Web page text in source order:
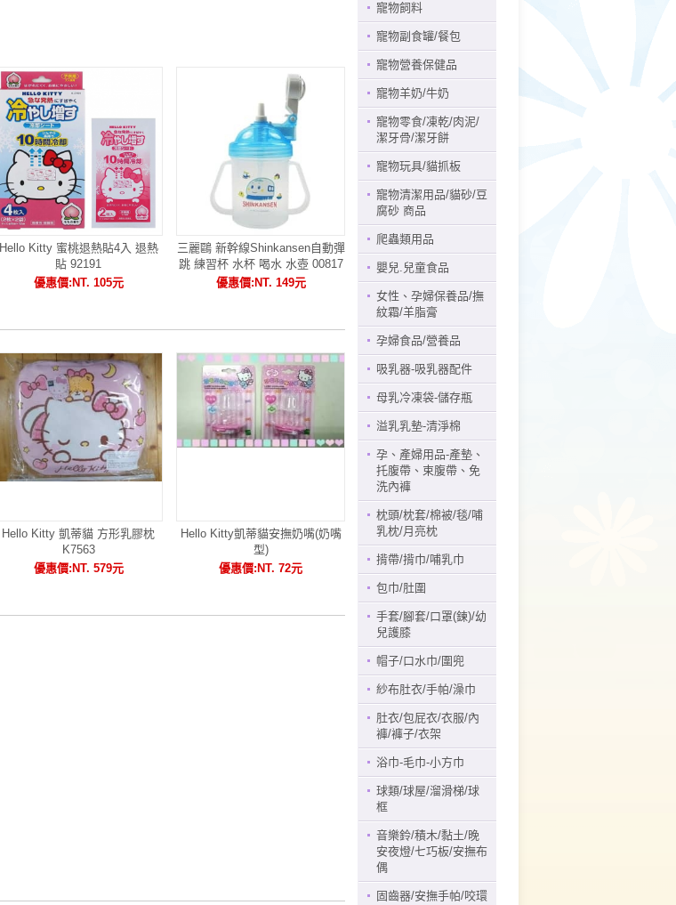
Hello Kitty 蜜桃退熱貼4入 退熱
貼 92191
優惠價:NT. 105元
三麗鷗 新幹線Shinkansen自動彈
跳 練習杯 水杯 喝水 水壺 00817
優惠價:NT. 149元
Hello Kitty 凱蒂貓 方形乳膠枕
K7563
優惠價:NT. 579元
Hello Kitty凱蒂貓安撫奶嘴(奶嘴
型)
優惠價:NT. 72元
寵物飼料
寵物副食罐/餐包
寵物營養保健品
寵物羊奶/牛奶
寵物零食/凍乾/肉泥/
潔牙骨/潔牙餅
寵物玩具/貓抓板
寵物清潔用品/貓砂/豆
腐砂 商品
爬蟲類用品
嬰兒.兒童食品
女性、孕婦保養品/撫
紋霜/羊脂膏
孕婦食品/營養品
吸乳器-吸乳器配件
母乳冷凍袋-儲存瓶
溢乳乳墊-清淨棉
孕、產婦用品-產墊、
托腹帶、束腹帶、免
洗內褲
枕頭/枕套/棉被/毯/哺
乳枕/月亮枕
揹帶/揹巾/哺乳巾
包巾/肚圍
手套/腳套/口罩(鍊)/幼
兒護膝
帽子/口水巾/圍兜
紗布肚衣/手帕/澡巾
肚衣/包屁衣/衣服/內
褲/褲子/衣架
浴巾-毛巾-小方巾
球類/球屋/溜滑梯/球
框
音樂鈴/積木/黏土/晚
安夜燈/七巧板/安撫布
偶
固齒器/安撫手帕/咬環